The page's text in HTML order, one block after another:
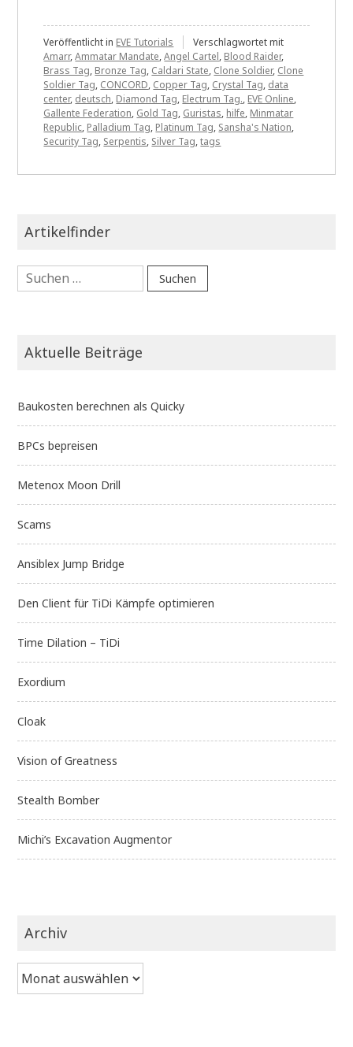
Veröffentlicht in EVE Tutorials
Verschlagwortet mit
Amarr,Ammatar Mandate,Angel Cartel, Blood Raider,
Brass Tag, Bronze Tag, Caldari State, Clone Soldier, Clone
Soldier Tag, CONCORD, Copper Tag, Crystal Tag, data
center, deutsch, Diamond Tag, Electrum Tag., EVE Online,
Gallente Federation, Gold Tag, Guristas, hilfe, Minmatar
Republic, Palladium Tag, Platinum Tag, Sansha's Nation,
Security Tag, Serpentis, Silver Tag,tags
Artikelfinder
Suchen
nach:
Aktuelle Beiträge
Baukosten berechnen als Quicky
BPCs bepreisen
Metenox Moon Drill
Scams
Ansiblex Jump Bridge
Den Client für TiDi Kämpfe optimieren
Time Dilation – TiDi
Exordium
Cloak
Vision of Greatness
Stealth Bomber
Michi’s Excavation Augmentor
Archiv